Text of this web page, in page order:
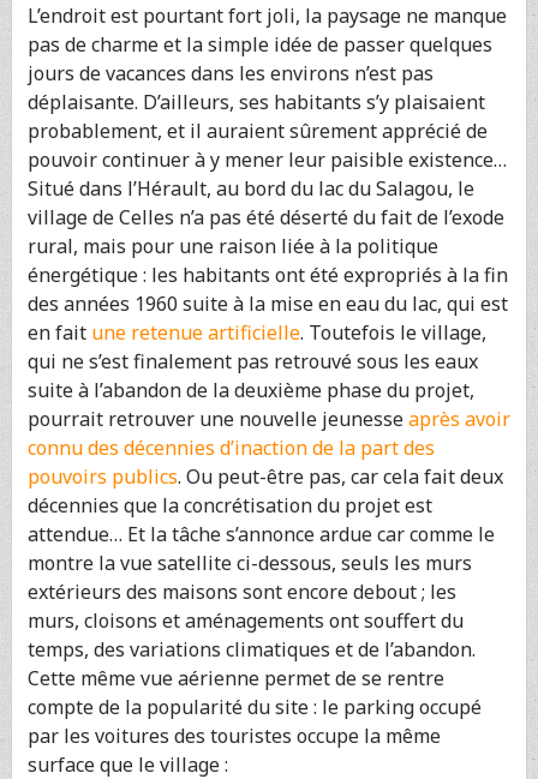
L’endroit est pourtant fort joli, la paysage ne manque
pas de charme et la simple idée de passer quelques
jours de vacances dans les environs n’est pas
déplaisante. D’ailleurs, ses habitants s’y plaisaient
probablement, et il auraient sûrement apprécié de
pouvoir continuer à y mener leur paisible existence…
Situé dans l’Hérault, au bord du lac du Salagou, le
village de Celles n’a pas été déserté du fait de l’exode
rural, mais pour une raison liée à la politique
énergétique : les habitants ont été expropriés à la fin
des années 1960 suite à la mise en eau du lac, qui est
en fait une retenue artificielle. Toutefois le village,
qui ne s’est finalement pas retrouvé sous les eaux
suite à l’abandon de la deuxième phase du projet,
pourrait retrouver une nouvelle jeunesseaprès avoir
connu des décennies d’inaction de la part des
pouvoirs publics. Ou peut-être pas, car cela fait deux
décennies que la concrétisation du projet est
attendue… Et la tâche s’annonce ardue car comme le
montre la vue satellite ci-dessous, seuls les murs
extérieurs des maisons sont encore debout ; les
murs, cloisons et aménagements ont souffert du
temps, des variations climatiques et de l’abandon.
Cette même vue aérienne permet de se rentre
compte de la popularité du site : le parking occupé
par les voitures des touristes occupe la même
surface que le village :